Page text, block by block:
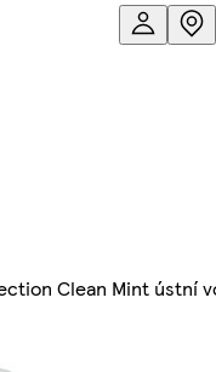
Clean Mint ústní